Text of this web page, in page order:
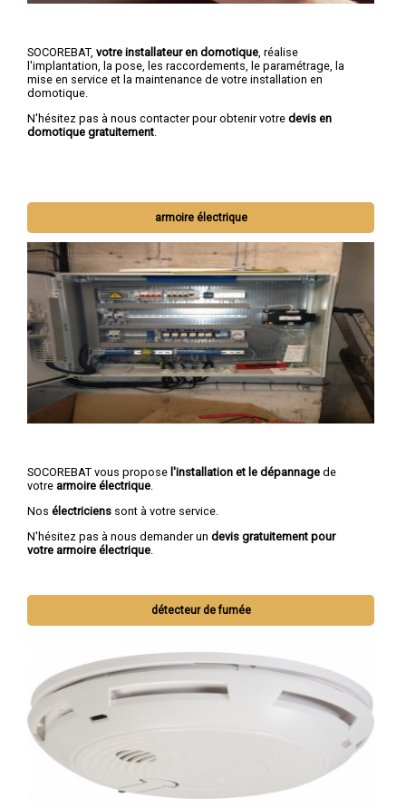
SOCOREBAT, votre installateur en domotique , réalise
l'implantation, la pose, les raccordements, le paramétrage, la
mise en service et la maintenance de votre installation en
domotique.
N'hésitez pas à nous contacter pour obtenir votre devis en
domotique gratuitement
armoire électrique
SOCOREBAT vous propose l'installation et le dépannage de
votre armoire électrique.
Nos électriciens sont à votre service.
N'hésitez pas à nous demander un devis gratuitement pour
votre armoire électrique
détecteur de fumée